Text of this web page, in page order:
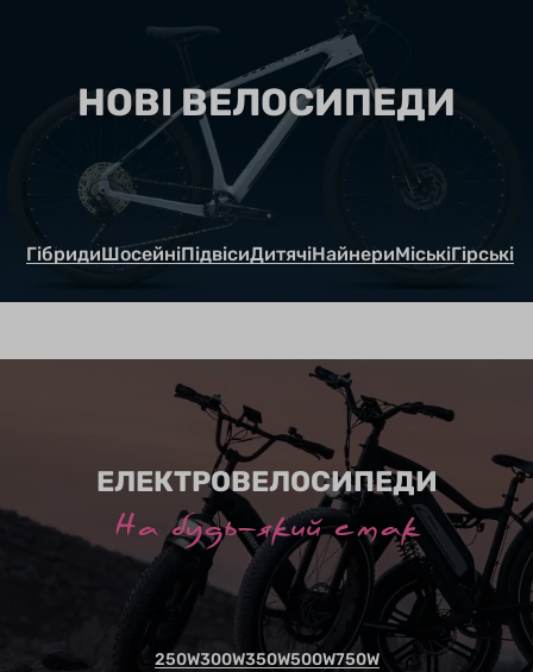
НОВІ ВЕЛОСИПЕДИ
ГібридиШосейніПідвісиДитячіНайнериМіськіГірські
ЕЛЕКТРОВЕЛОСИПЕДИ
На будь-який смак
250W300W350W500W750W